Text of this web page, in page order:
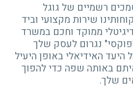
רשמיים של גוגל
שירות מקצועי וביד
ממוקד וחכם במשרד
נגרום לעסק שלך
היעד האידיאלי באופן היעיל
באותה שפה כדי להפוך
שלך.